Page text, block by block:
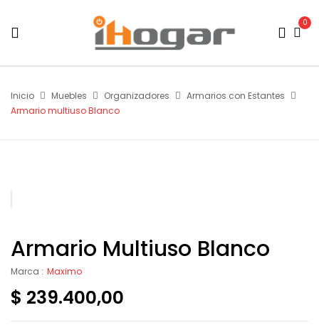
0
Inicio Muebles Organizadores
Armarios con Estantes
Armario multiuso Blanco
Armario Multiuso Blanco
Marca : Maximo
$ 239.400,00